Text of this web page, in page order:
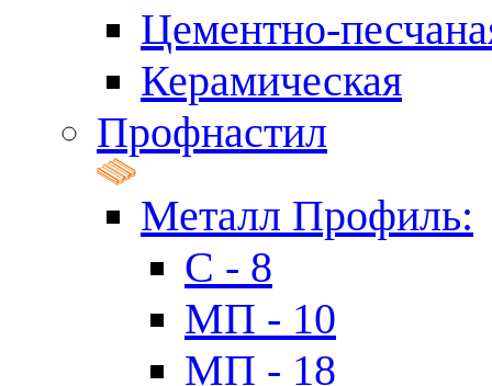
Цементно-
Керамическая
Профнастил
Металл Профиль:
C - 8
МП - 10
МП - 18